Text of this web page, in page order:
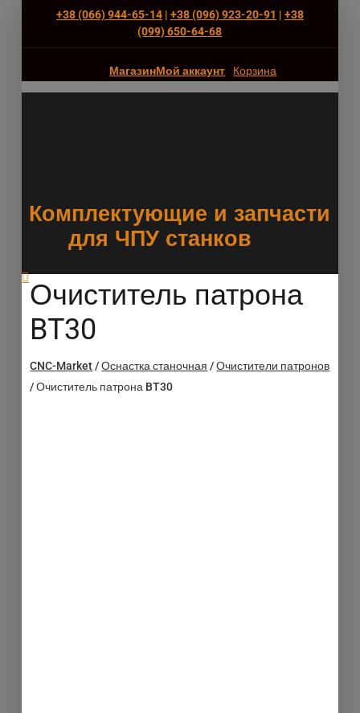
+38 (066) 944-65-14| +38 (096) 923-20-91 | +38
(‎099) 650-64-68
МагазинМой аккаунт Корзина
Комплектующие и запчасти
для ЧПУ станков
Очиститель патрона
BT30
CNC-Market/Оснастка станочная /Очистители патронов
/Очиститель патрона BT30